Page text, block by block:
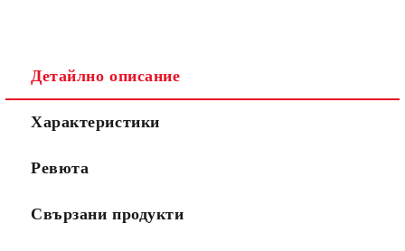
Детайлно описание
Характеристики
Ревюта
Свързани продукти